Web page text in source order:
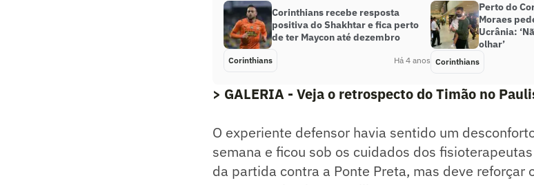
Corinthians recebe resposta
positiva do Shakhtar e fica perto
de ter Maycon até dezembro
Corinthians Há 4 anos
Perto do
Moraes
Ucrânia:
olhar’
Corinthians
> GALERIA - Veja o retrospecto do Timão no
O experiente defensor havia sentido um
semana e ficou sob os cuidados dos
da partida contra a Ponte Preta, mas deve reforçar